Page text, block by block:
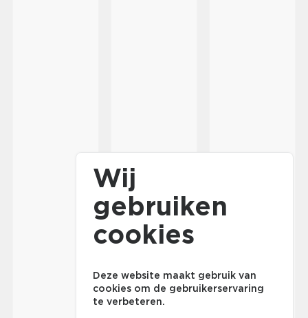
Wij
gebruiken
cookies
Deze website maakt gebruik van
cookies om de gebruikerservaring
te verbeteren.